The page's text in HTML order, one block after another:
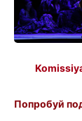
Попробуй